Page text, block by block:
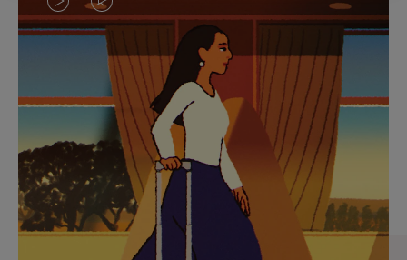
O
VÍDEO
NÃO
ESTÁ
PAUSADO,
PRESSIONE
PARA
PAUSÁ-
O
VÍDEO
ESTÁ
SEM
SOM.
POR
FAVOR,
CLIQUE
SELEÇÃO DE PRESENTES CUIDADOSAMENTE
SELECIONADA
Encontre a companheira
perfeita para cada viagem